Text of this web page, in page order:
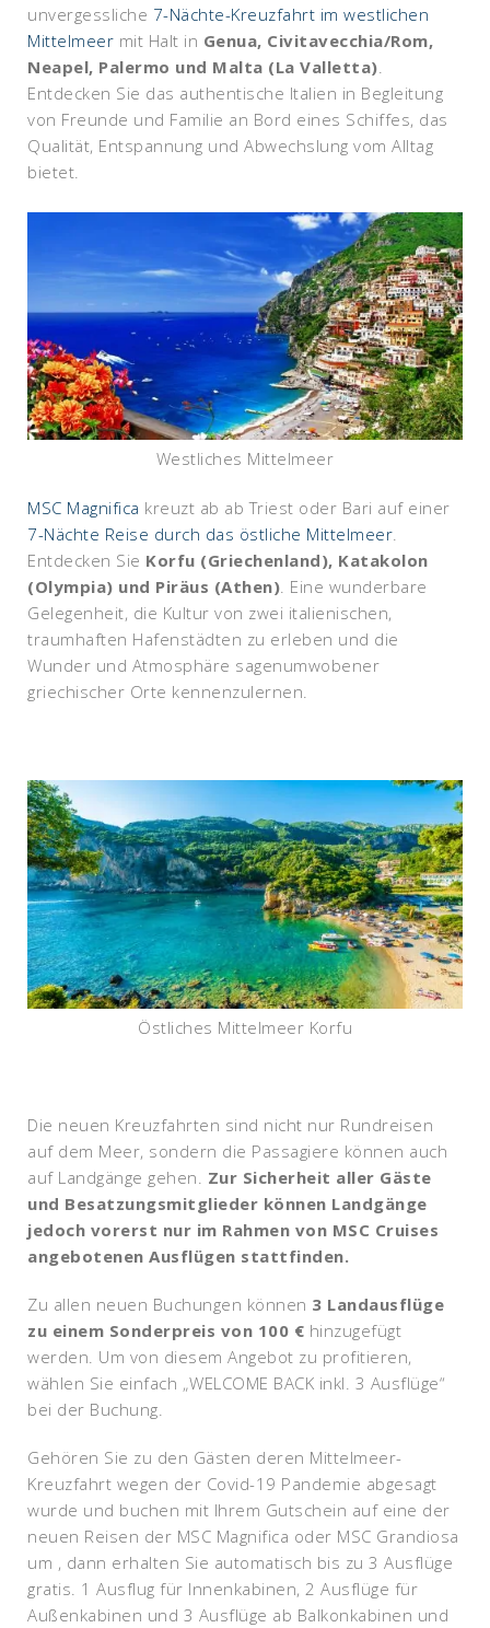
unvergessliche 7-Nächte-Kreuzfahrt im westlichen
Mittelmeer mit Halt in Genua, Civitavecchia/Rom,
Neapel, Palermo und Malta (La Valletta)
Entdecken Sie das authentische Italien in Begleitung
von Freunde und Familie an Bord eines Schiffes, das
Qualität, Entspannung und Abwechslung vom Alltag
bietet.
Westliches Mittelmeer
MSC Magnifica kreuzt ab ab Triest oder Bari auf einer
7-Nächte Reise durch das östliche Mittelmeer.
Entdecken Sie Korfu (Griechenland), Katakolon
(Olympia) und Piräus (Athen). Eine wunderbare
Gelegenheit, die Kultur von zwei italienischen,
traumhaften Hafenstädten zu erleben und die
Wunder und Atmosphäre sagenumwobener
griechischer Orte kennenzulernen.
Östliches Mittelmeer Korfu
Die neuen Kreuzfahrten sind nicht nur Rundreisen
auf dem Meer, sondern die Passagiere können auch
auf Landgänge gehen. Zur Sicherheit aller Gäste
und Besatzungsmitglieder können Landgänge
jedoch vorerst nur im Rahmen von MSC Cruises
angebotenen Ausflügen stattfinden.
Zu allen neuen Buchungen können 3 Landausflüge
zu einem Sonderpreis von 100 € hinzugefügt
werden. Um von diesem Angebot zu profitieren,
wählen Sie einfach „WELCOME BACK inkl. 3 Ausflüge“
bei der Buchung.
Gehören Sie zu den Gästen deren Mittelmeer-
Kreuzfahrt wegen der Covid-19 Pandemie abgesagt
wurde und buchen mit Ihrem Gutschein auf eine der
neuen Reisen der MSC Magnifica oder MSC Grandiosa
um , dann erhalten Sie automatisch bis zu 3 Ausflüge
gratis. 1 Ausflug für Innenkabinen, 2 Ausflüge für
Außenkabinen und 3 Ausflüge ab Balkonkabinen und